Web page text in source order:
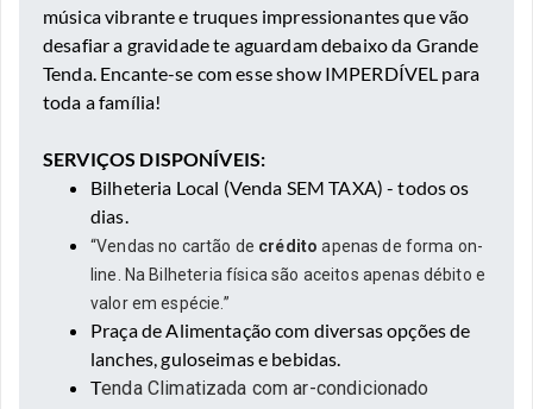
música vibrante e truques impressionantes que vão
desafiar a gravidade te aguardam debaixo da Grande
Tenda. Encante-se com esse show IMPERDÍVEL para
toda a família!
SERVIÇOS DISPONÍVEIS:
Bilheteria Local (Venda SEM TAXA) - todos os
dias.
“Vendas no cartão de crédito apenas de forma on-
line. Na Bilheteria física são aceitos apenas débito e
valor em espécie.”
Praça de Alimentação com diversas opções de
lanches, guloseimas e bebidas.
Tenda Climatizada com ar-condicionado